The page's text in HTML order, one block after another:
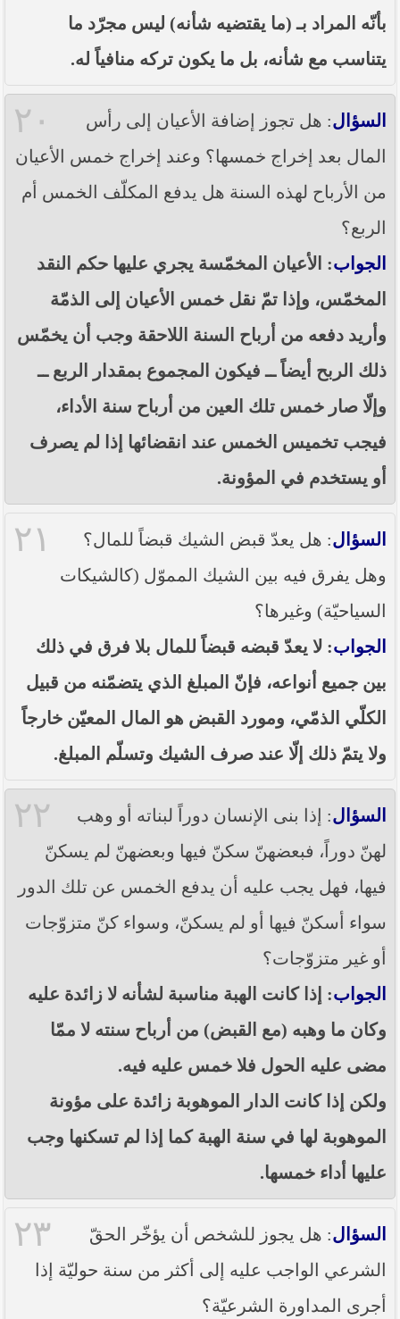
بأنّه المراد بـ (ما يقتضيه شأنه) ليس مجرّد ما
يتناسب مع شأنه، بل ما يكون تركه منافياً له.
٢٠ السؤال: هل تجوز إضافة الأعيان إلى رأس
المال بعد إخراج خمسها؟ وعند إخراج خمس الأعيان
من الأرباح لهذه السنة هل يدفع المكلّف الخمس أم
الربع؟
الجواب: الأعيان المخمّسة يجري عليها حكم النقد
المخمّس، وإذا تمّ نقل خمس الأعيان إلى الذمّة
وأريد دفعه من أرباح السنة اللاحقة وجب أن يخمّس
ذلك الربح أيضاً ــ فيكون المجموع بمقدار الربع ــ
وإلّا صار خمس تلك العين من أرباح سنة الأداء،
فيجب تخميس الخمس عند انقضائها إذا لم يصرف
أو يستخدم في المؤونة.
٢١ السؤال: هل يعدّ قبض الشيك قبضاً للمال؟
وهل يفرق فيه بين الشيك المموّل (كالشيكات
السياحيّة) وغيرها؟
الجواب: لا يعدّ قبضه قبضاً للمال بلا فرق في ذلك
بين جميع أنواعه، فإنّ المبلغ الذي يتضمّنه من قبيل
الكلّي الذمّي، ومورد القبض هو المال المعيّن خارجاً
ولا يتمّ ذلك إلّا عند صرف الشيك وتسلّم المبلغ.
٢٢ السؤال: إذا بنى الإنسان دوراً لبناته أو وهب
لهنّ دوراً، فبعضهنّ سكنّ فيها وبعضهنّ لم يسكنّ
فيها، فهل يجب عليه أن يدفع الخمس عن تلك الدور
سواء أسكنّ فيها أو لم يسكنّ، وسواء كنّ متزوّجات
أو غير متزوّجات؟
الجواب: إذا كانت الهبة مناسبة لشأنه لا زائدة عليه
وكان ما وهبه (مع القبض) من أرباح سنته لا ممّا
مضى عليه الحول فلا خمس عليه فيه.
ولكن إذا كانت الدار الموهوبة زائدة على مؤونة
الموهوبة لها في سنة الهبة كما إذا لم تسكنها وجب
عليها أداء خمسها.
٢٣ السؤال: هل يجوز للشخص أن يؤخّر الحقّ
الشرعي الواجب عليه إلى أكثر من سنة حوليّة إذا
أجرى المداورة الشرعيّة؟